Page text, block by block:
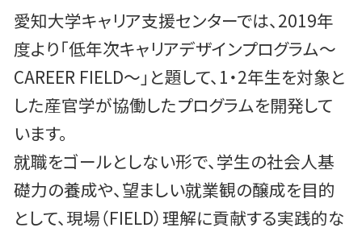
愛知大学キャリア支援センターでは、2019年
度より「低年次キャリアデザインプログラム～
CAREER FIELD～」と題して、1・2年生を対象と
した産官学が協働したプログラムを開発して
います。
就職をゴールとしない形で、学生の社会人基
礎力の養成や、望ましい就業観の醸成を目的
として、現場（FIELD）理解に貢献する実践的な